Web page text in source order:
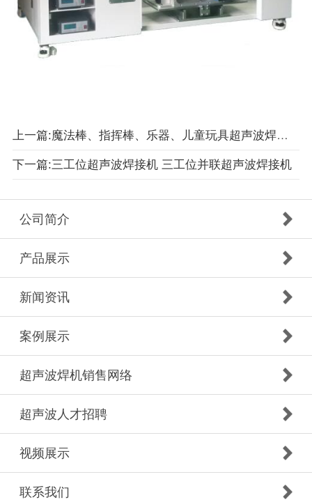
上一篇:魔法棒、指挥棒、乐器、儿童玩具超声波焊接机
下一篇:三工位超声波焊接机 三工位并联超声波焊接机
公司简介
产品展示
新闻资讯
案例展示
超声波焊机销售网络
超声波人才招聘
视频展示
联系我们